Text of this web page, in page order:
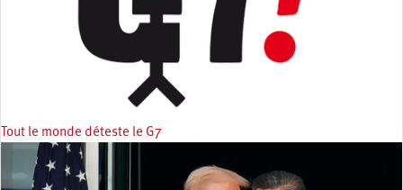
Tout le monde déteste le G7